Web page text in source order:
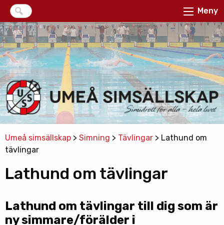
Meny
Umeå simsällskap > Simning > Tävlingar > Lathund om
tävlingar
Lathund om tävlingar
Lathund om tävlingar till dig som är
ny simmare/förälder i